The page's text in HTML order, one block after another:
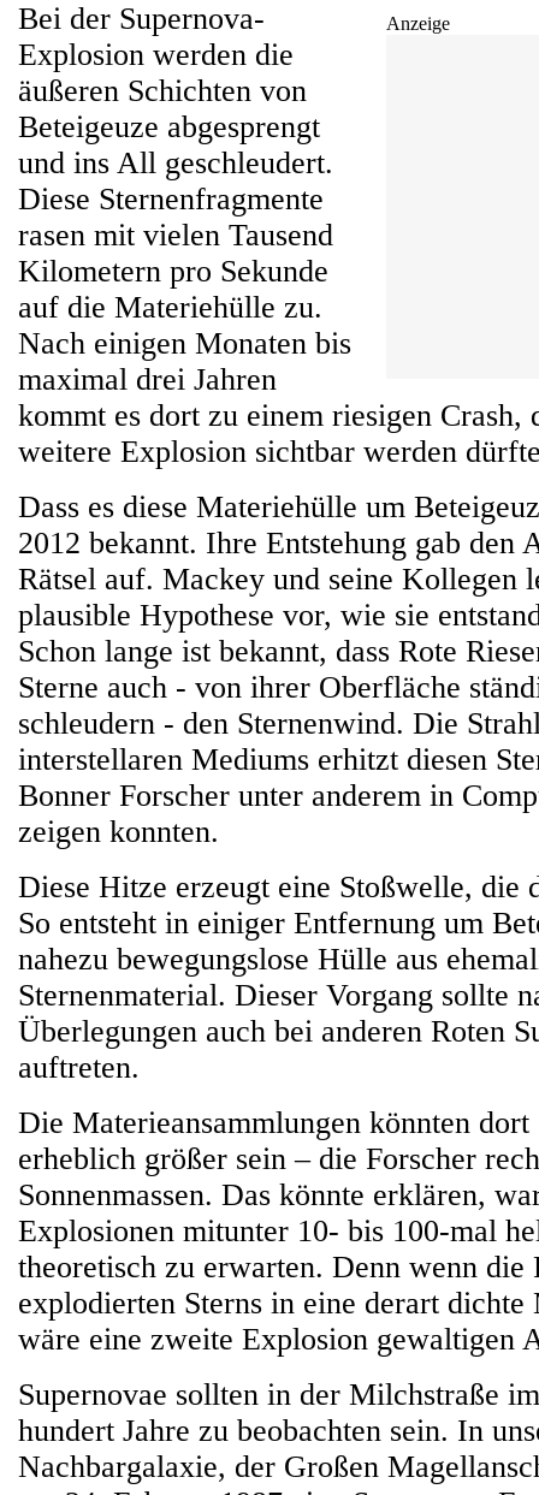
Anzeige
Bei der Supernova-
Explosion werden die
äußeren Schichten von
Beteigeuze abgesprengt
und ins All geschleudert.
Diese Sternenfragmente
rasen mit vielen Tausend
Kilometern pro Sekunde
auf die Materiehülle zu.
Nach einigen Monaten bis
maximal drei Jahren
kommt es dort zu einem riesigen Crash,
weitere Explosion sichtbar werden
Dass es diese Materiehülle um
2012 bekannt. Ihre Entstehung gab den
Rätsel auf. Mackey und seine Kollegen
plausible Hypothese vor, wie sie
Schon lange ist bekannt, dass Rote
Sterne auch - von ihrer Oberfläche
schleudern - den Sternenwind. Die
interstellaren Mediums erhitzt diesen
Bonner Forscher unter anderem in
zeigen konnten.
Diese Hitze erzeugt eine Stoßwelle, die
So entsteht in einiger Entfernung um
nahezu bewegungslose Hülle aus
Sternenmaterial. Dieser Vorgang sollte
Überlegungen auch bei anderen Roten
auftreten.
Die Materieansammlungen könnten dort
erheblich größer sein – die Forscher
Sonnenmassen. Das könnte erklären,
Explosionen mitunter 10- bis 100-mal
theoretisch zu erwarten. Denn wenn die
explodierten Sterns in eine derart dichte
wäre eine zweite Explosion gewaltigen
Supernovae sollten in der Milchstraße
hundert Jahre zu beobachten sein. In
Nachbargalaxie, der Großen